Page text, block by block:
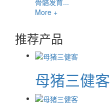
骨骼发育...
More +
推荐产品
母猪三健客